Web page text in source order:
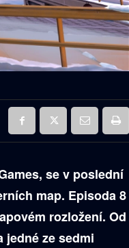
se v poslední
map. Episoda 8
rozložení. Od
jedné ze sedmi